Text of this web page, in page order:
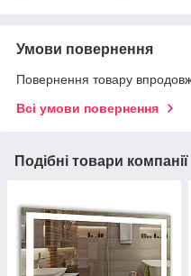
Умови повернення
Повернення товару
Всі умови повернення
Подібні товари компанії